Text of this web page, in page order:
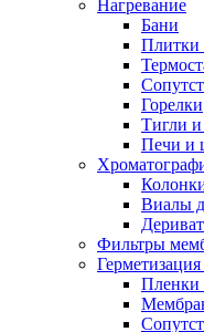
Нагревание
Бани
Плитки
Горелки
Тигли
Печи и
Виалы
Фильтры
Пленки